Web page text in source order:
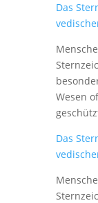
Das
Wesen
Das